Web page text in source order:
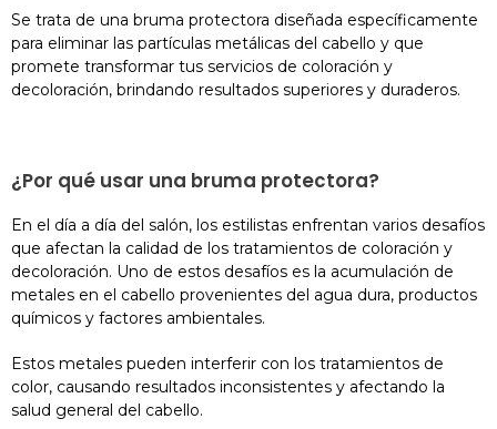
Se trata de una bruma protectora diseñada específicamente
para eliminar las partículas metálicas del cabello y que
promete transformar tus servicios de coloración y
decoloración, brindando resultados superiores y duraderos.
¿Por qué usar una bruma protectora?
En el día a día del salón, los estilistas enfrentan varios desafíos
que afectan la calidad de los tratamientos de coloración y
decoloración. Uno de estos desafíos es la acumulación de
metales en el cabello provenientes del agua dura, productos
químicos y factores ambientales.
Estos metales pueden interferir con los tratamientos de
color, causando resultados inconsistentes y afectando la
salud general del cabello.